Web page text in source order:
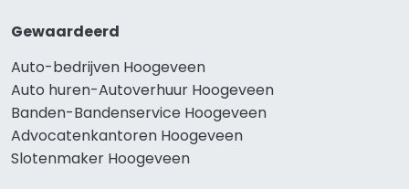
Gewaardeerd
Auto-bedrijven Hoogeveen
Auto huren-Autoverhuur Hoogeveen
Banden-Bandenservice Hoogeveen
Advocatenkantoren Hoogeveen
Slotenmaker Hoogeveen